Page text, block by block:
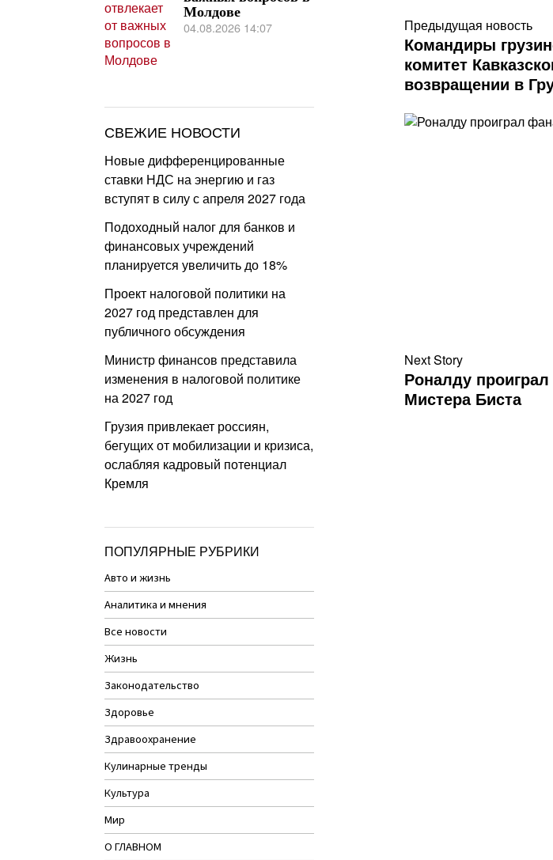
Предыдущая новость
Командиры
комитет
возвращении в
Next Story
Роналду
Мистера Биста
Молдове
04.08.2026 14:07
СВЕЖИЕ НОВОСТИ
Новые дифференцированные
ставки НДС на энергию и газ
вступят в силу с апреля 2027 года
Подоходный налог для банков и
финансовых учреждений
планируется увеличить до 18%
Проект налоговой политики на
2027 год представлен для
публичного обсуждения
Министр финансов представила
изменения в налоговой политике
на 2027 год
Грузия привлекает россиян,
бегущих от мобилизации и кризиса,
ослабляя кадровый потенциал
Кремля
ПОПУЛЯРНЫЕ РУБРИКИ
Авто и жизнь
Аналитика и мнения
Все новости
Жизнь
Законодательство
Здоровье
Здравоохранение
Кулинарные тренды
Культура
Мир
О ГЛАВНОМ